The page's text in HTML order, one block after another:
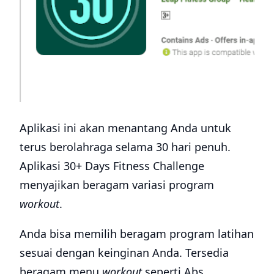
Aplikasi ini akan menantang Anda untuk
terus berolahraga selama 30 hari penuh.
Aplikasi 30+ Days Fitness Challenge
menyajikan beragam variasi program
workout.
Anda bisa memilih beragam program latihan
sesuai dengan keinginan Anda. Tersedia